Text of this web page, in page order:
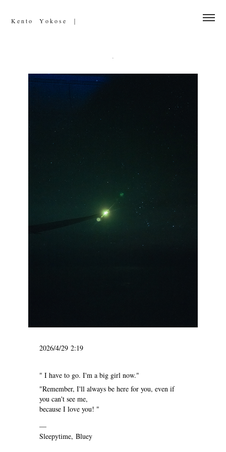
K e n t o     Y o k o s e　｜
.
2026/4/29 2:19
" I have to go. I'm a big girl now."
"Remember, I'll always be here for you, even if
you can't see me,
because I love you! "
—
Sleepytime, Bluey